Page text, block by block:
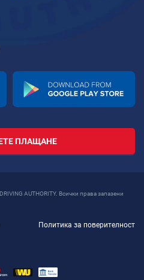
ПЛАЩАНЕ
AUTHORITY. Всички права запазени
Политика за поверителност